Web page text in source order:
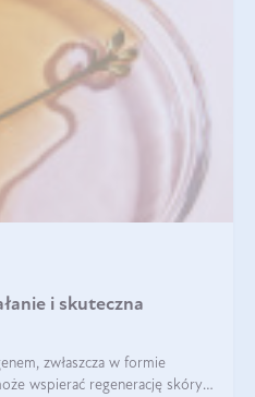
i skuteczna
zwłaszcza w formie
wspierać regenerację skóry i